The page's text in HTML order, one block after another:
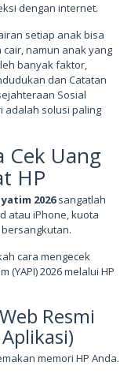
dengan internet.
setiap anak bisa
namun anak yang
banyak faktor,
dan Catatan
Sosial
adalah solusi paling
Cek Uang
HP
2026sangatlah
atau iPhone, kuota
cara mengecek
(YAPI) 2026 melalui HP
Resmi
memori HP Anda.